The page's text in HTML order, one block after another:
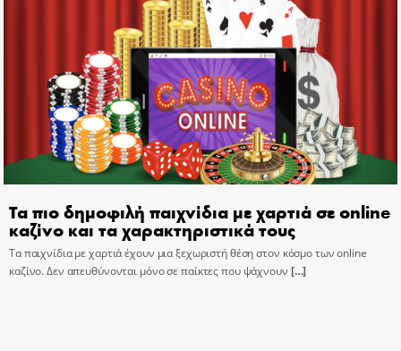
Τα πιο δημοφιλή παιχνίδια με χαρτιά σε online
καζίνο και τα χαρακτηριστικά τους
Τα παιχνίδια με χαρτιά έχουν μια ξεχωριστή θέση στον κόσμο των online
καζίνο. Δεν απευθύνονται μόνο σε παίκτες που ψάχνουν […]